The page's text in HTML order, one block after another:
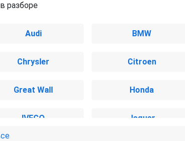
разборе
Audi BMW
Chrysler Citroen
Great Wall Honda
IVECO Jaguar